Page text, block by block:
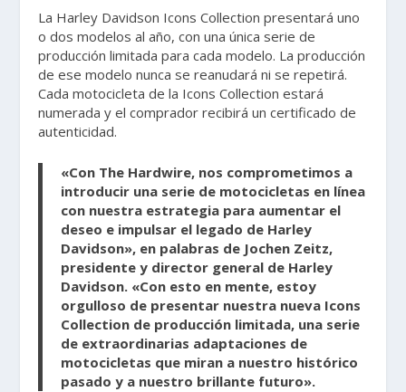
La Harley Davidson Icons Collection presentará uno
o dos modelos al año, con una única serie de
producción limitada para cada modelo. La producción
de ese modelo nunca se reanudará ni se repetirá.
Cada motocicleta de la Icons Collection estará
numerada y el comprador recibirá un certificado de
autenticidad.
«Con The Hardwire, nos comprometimos a
introducir una serie de motocicletas en línea
con nuestra estrategia para aumentar el
deseo e impulsar el legado de Harley
Davidson», en palabras de Jochen Zeitz,
presidente y director general de Harley
Davidson. «Con esto en mente, estoy
orgulloso de presentar nuestra nueva Icons
Collection de producción limitada, una serie
de extraordinarias adaptaciones de
motocicletas que miran a nuestro histórico
pasado y a nuestro brillante futuro».